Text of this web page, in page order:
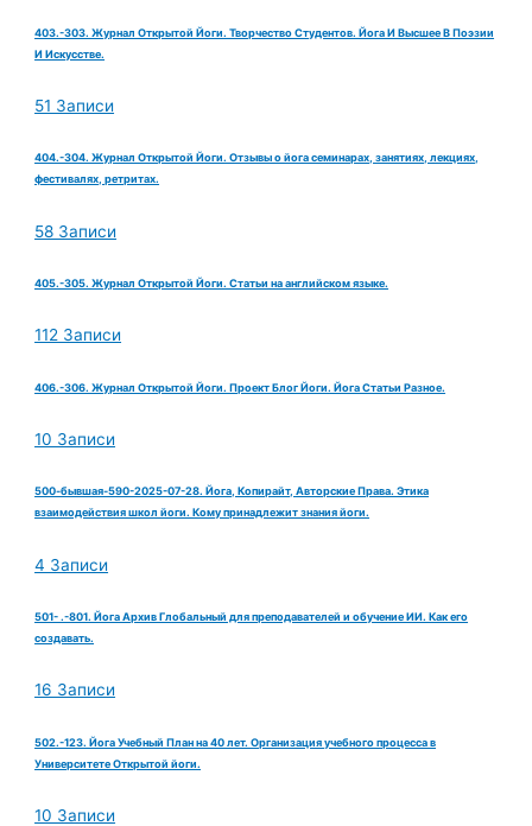
403.-303. Журнал Открытой Йоги. Творчество Студентов. Йога И Высшее В Поэзии
И Искусстве.
51 Записи
404.-304. Журнал Открытой Йоги. Отзывы о йога семинарах, занятиях, лекциях,
фестивалях, ретритах.
58 Записи
405.-305. Журнал Открытой Йоги. Статьи на английском языке.
112 Записи
406.-306. Журнал Открытой Йоги. Проект Блог Йоги. Йога Статьи Разное.
10 Записи
500-бывшая-590-2025-07-28. Йога, Копирайт, Авторские Права. Этика
взаимодействия школ йоги. Кому принадлежит знания йоги.
4 Записи
501- .-801. Йога Архив Глобальный для преподавателей и обучение ИИ. Как его
создавать.
16 Записи
502.-123. Йога Учебный План на 40 лет. Организация учебного процесса в
Университете Открытой йоги.
10 Записи